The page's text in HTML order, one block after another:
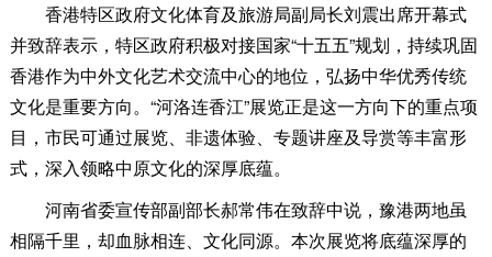
香港特区政府文化体育及旅游局副局长刘震出席开幕式
并致辞表示，特区政府积极对接国家“十五五”规划，持续巩固
香港作为中外文化艺术交流中心的地位，弘扬中华优秀传统
文化是重要方向。“河洛连香江”展览正是这一方向下的重点项
目，市民可通过展览、非遗体验、专题讲座及导赏等丰富形
式，深入领略中原文化的深厚底蕴。
河南省委宣传部副部长郝常伟在致辞中说，豫港两地虽
相隔千里，却血脉相连、文化同源。本次展览将底蕴深厚的